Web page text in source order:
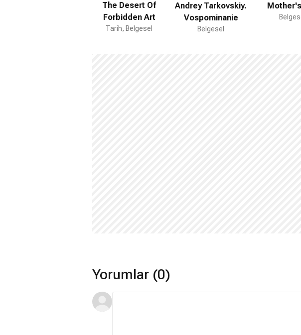
The Desert Of
Forbidden Art
Tarih, Belgesel
Andrey Tarkovskiy.
Vospominanie
Belgesel
Yorumlar (0)